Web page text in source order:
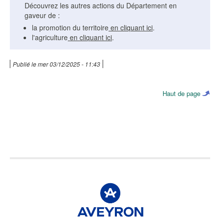
Découvrez les autres actions du Département en
gaveur de :
la promotion du territoire en cliquant ici.
l'agriculture en cliquant ici.
Publié lemer 03/12/2025 - 11:43
Haut de page